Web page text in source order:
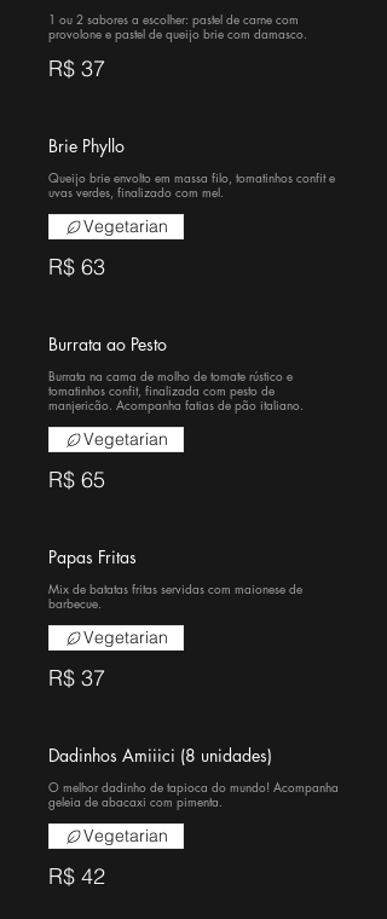
1 ou 2 sabores a escolher: pastel de carne com
provolone e pastel de queijo brie com damasco.
R$ 37
Brie Phyllo
Queijo brie envolto em massa filo, tomatinhos confit e
uvas verdes, finalizado com mel.
R$ 63
Vegetarian
Burrata ao Pesto
Burrata na cama de molho de tomate rústico e
tomatinhos confit, finalizada com pesto de
manjericão. Acompanha fatias de pão italiano.
R$ 65
Vegetarian
Papas Fritas
Mix de batatas fritas servidas com maionese de
barbecue.
R$ 37
Vegetarian
Dadinhos Amiiici (8 unidades)
O melhor dadinho de tapioca do mundo! Acompanha
geleia de abacaxi com pimenta.
R$ 42
Vegetarian